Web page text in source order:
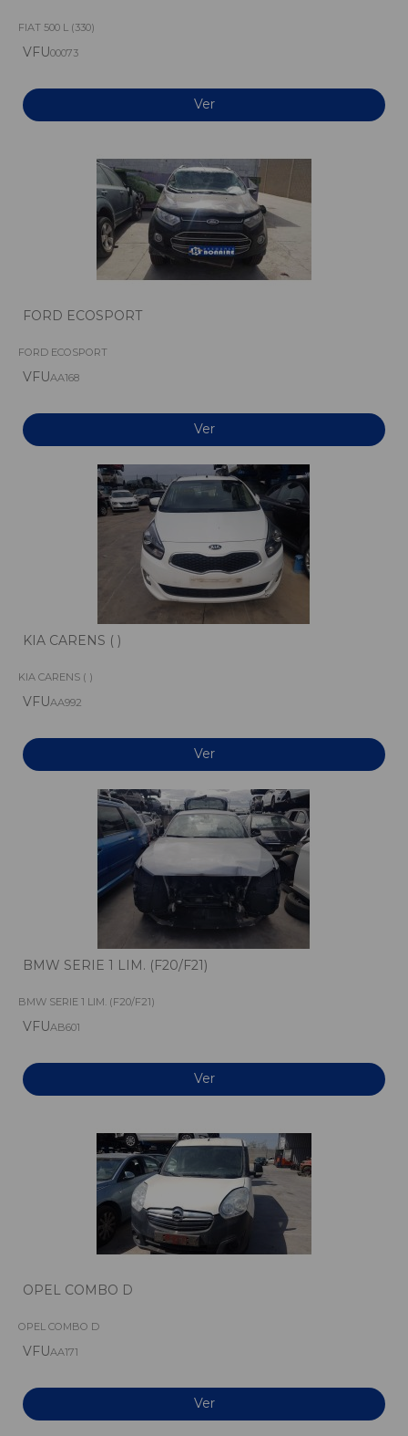
FIAT 500 L (330)
VFU00073
Ver
FORD ECOSPORT
FORD ECOSPORT
VFUAA168
Ver
KIA CARENS ( )
KIA CARENS ( )
VFUAA992
Ver
BMW SERIE 1 LIM. (F20/F21)
BMW SERIE 1 LIM. (F20/F21)
VFUAB601
Ver
OPEL COMBO D
OPEL COMBO D
VFUAA171
Ver